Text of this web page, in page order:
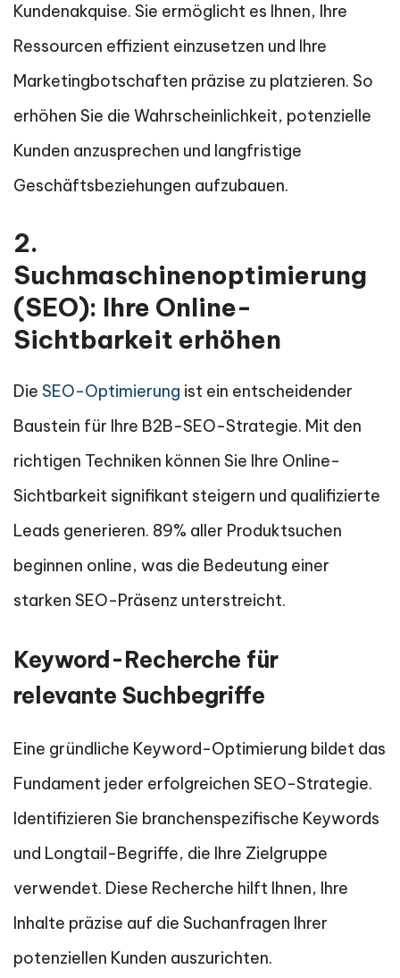
Kundenakquise. Sie ermöglicht es Ihnen, Ihre
Ressourcen effizient einzusetzen und Ihre
Marketingbotschaften präzise zu platzieren. So
erhöhen Sie die Wahrscheinlichkeit, potenzielle
Kunden anzusprechen und langfristige
Geschäftsbeziehungen aufzubauen.
2.
Suchmaschinenoptimierung
(SEO): Ihre Online-
Sichtbarkeit erhöhen
Die SEO-Optimierung ist ein entscheidender
Baustein für Ihre B2B-SEO-Strategie. Mit den
richtigen Techniken können Sie Ihre Online-
Sichtbarkeit signifikant steigern und qualifizierte
Leads generieren. 89% aller Produktsuchen
beginnen online, was die Bedeutung einer
starken SEO-Präsenz unterstreicht.
Keyword-Recherche für
relevante Suchbegriffe
Eine gründliche Keyword-Optimierung bildet das
Fundament jeder erfolgreichen SEO-Strategie.
Identifizieren Sie branchenspezifische Keywords
und Longtail-Begriffe, die Ihre Zielgruppe
verwendet. Diese Recherche hilft Ihnen, Ihre
Inhalte präzise auf die Suchanfragen Ihrer
potenziellen Kunden auszurichten.